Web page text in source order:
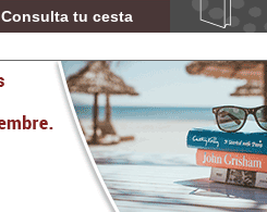
Consulta tu cesta